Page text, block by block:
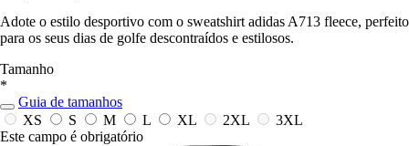
Adote o estilo desportivo com o sweatshirt adidas A713 fleece, perfeito
para os seus dias de golfe descontraídos e estilosos.
Tamanho
*
Guia de tamanhos
XS
S M L XL 2XL
3XL
Este campo é obrigatório